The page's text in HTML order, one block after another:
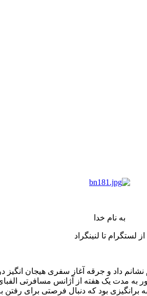
به نام خدا
از لستگرام تا لنینگراد
98 بود که همسرم پستی را در لستگرام نشانم داد و
تومان تخفیف برای تور روسیه (مسکو- سن پترزبورگ) برای روز جمعه
بود که دنبال فرصتی برای رفتن به